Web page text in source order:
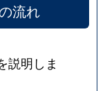
流れ
説明しま